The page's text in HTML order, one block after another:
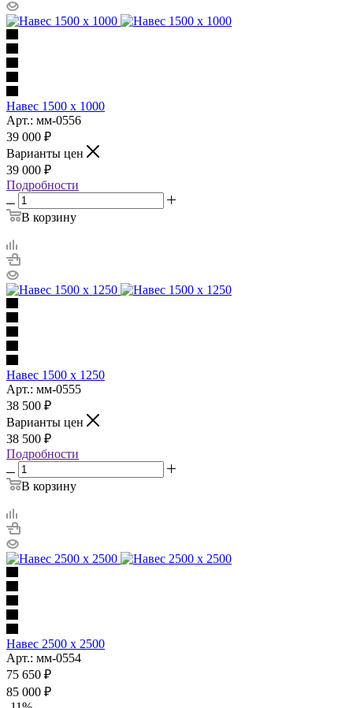
Навес 1500 х 1000
Арт.: мм-0556
39 000 ₽
Варианты цен
39 000 ₽
Подробности
В корзину
Навес 1500 х 1250
Арт.: мм-0555
38 500 ₽
Варианты цен
38 500 ₽
Подробности
В корзину
Навес 2500 х 2500
Арт.: мм-0554
75 650 ₽
85 000 ₽